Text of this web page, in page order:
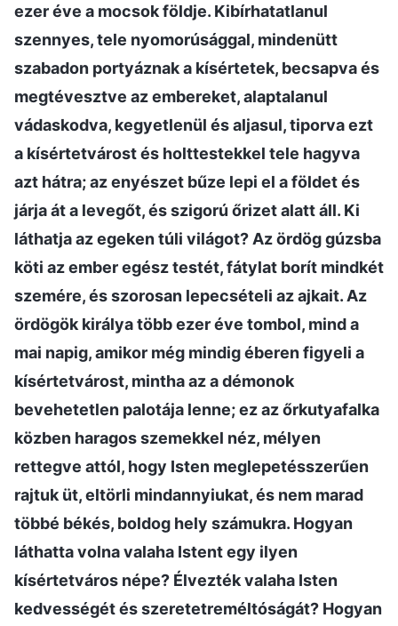
ezer éve a mocsok földje. Kibírhatatlanul
szennyes, tele nyomorúsággal, mindenütt
szabadon portyáznak a kísértetek, becsapva és
megtévesztve az embereket, alaptalanul
vádaskodva, kegyetlenül és aljasul, tiporva ezt
a kísértetvárost és holttestekkel tele hagyva
azt hátra; az enyészet bűze lepi el a földet és
járja át a levegőt, és szigorú őrizet alatt áll. Ki
láthatja az egeken túli világot? Az ördög gúzsba
köti az ember egész testét, fátylat borít mindkét
szemére, és szorosan lepecsételi az ajkait. Az
ördögök királya több ezer éve tombol, mind a
mai napig, amikor még mindig éberen figyeli a
kísértetvárost, mintha az a démonok
bevehetetlen palotája lenne; ez az őrkutyafalka
közben haragos szemekkel néz, mélyen
rettegve attól, hogy Isten meglepetésszerűen
rajtuk üt, eltörli mindannyiukat, és nem marad
többé békés, boldog hely számukra. Hogyan
láthatta volna valaha Istent egy ilyen
kísértetváros népe? Élvezték valaha Isten
kedvességét és szeretetreméltóságát? Hogyan